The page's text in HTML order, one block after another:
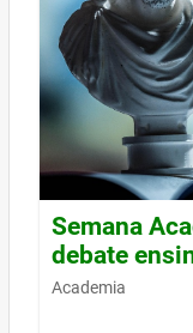
Semana
debate
Academia